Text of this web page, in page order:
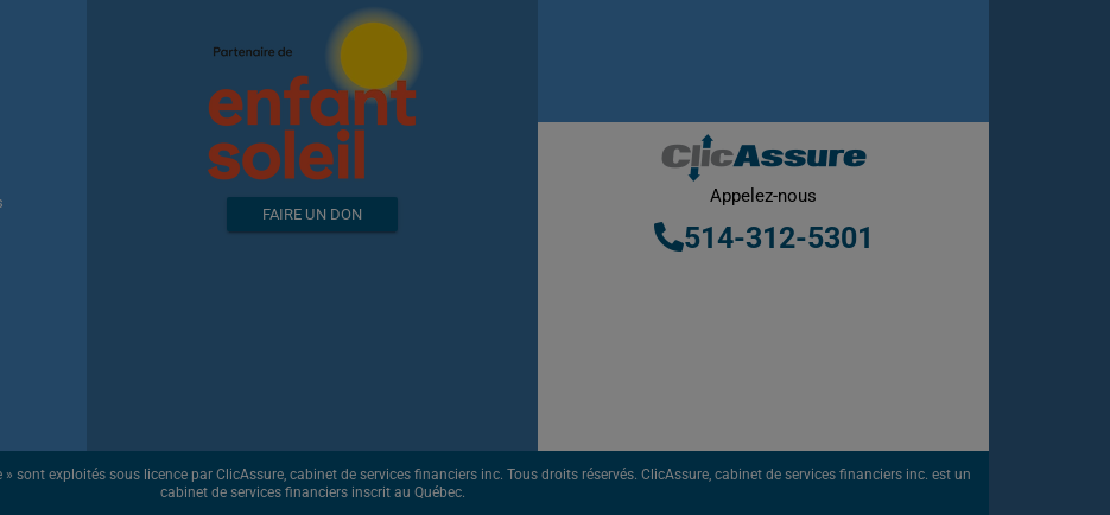
FAIRE UN DON
Appelez-nous
514-312-5301
sont exploités sous licence par ClicAssure, cabinet de services financiers inc. Tous droits réservés. ClicAssure, cabinet de services financiers inc. est un
cabinet de services financiers inscrit au Québec.